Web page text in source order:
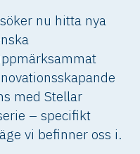
nu hitta nya
med Stellar
– specifikt
vi befinner oss i.